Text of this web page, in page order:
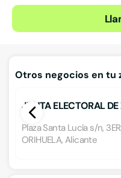
Otros negocios en tu
JUNTA ELECTORAL
ORIHUELA
Plaza Santa Lucía s/n,
ORIHUELA, Alicante